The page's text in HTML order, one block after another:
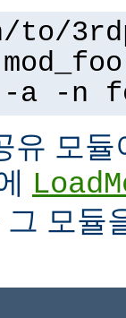
to/
-n
유 모
모듈